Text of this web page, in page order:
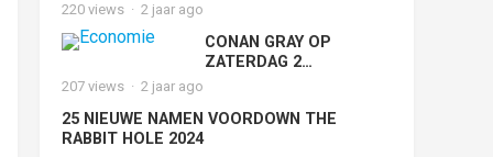
JUNI IN CARRÉ
AMSTERDAM
220 views · 2 jaar ago
CONAN GRAY OP
ZATERDAG 2
HEAVEN ON TOUR’
207 views · 2 jaar ago
25 NIEUWE NAMEN VOORDOWN THE
RABBIT HOLE 2024